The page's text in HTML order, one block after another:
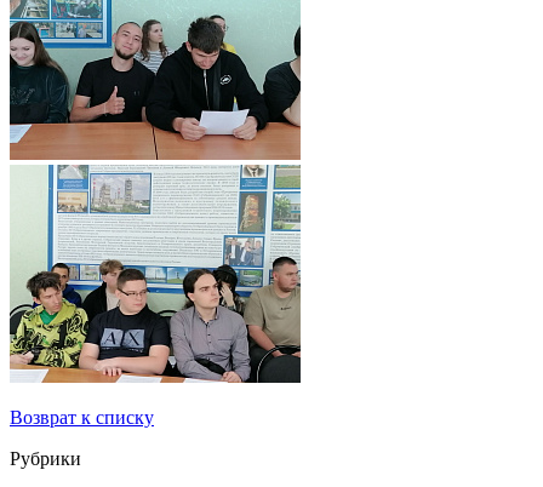
Возврат к списку
Рубрики